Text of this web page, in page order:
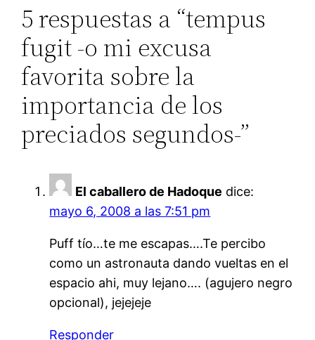
5 respuestas a “tempus
fugit -o mi excusa
favorita sobre la
importancia de los
preciados segundos-”
El caballero de Hadoque dice:
mayo 6, 2008 a las 7:51 pm
Puff tío…te me escapas….Te percibo
como un astronauta dando vueltas en el
espacio ahi, muy lejano…. (agujero negro
opcional), jejejeje
Responder